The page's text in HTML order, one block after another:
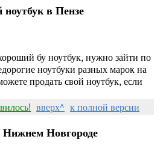
в Пензе
бу ноутбук, нужно зайти по
ноутбуки разных марок на
продать свой ноутбук, если
вверх^ к полной версии
Нижнем Новгороде